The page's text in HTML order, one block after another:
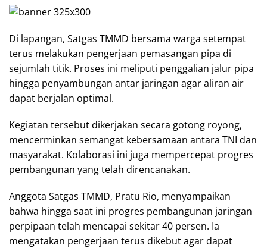
Di lapangan, Satgas TMMD bersama warga setempat
terus melakukan pengerjaan pemasangan pipa di
sejumlah titik. Proses ini meliputi penggalian jalur pipa
hingga penyambungan antar jaringan agar aliran air
dapat berjalan optimal.
Kegiatan tersebut dikerjakan secara gotong royong,
mencerminkan semangat kebersamaan antara TNI dan
masyarakat. Kolaborasi ini juga mempercepat progres
pembangunan yang telah direncanakan.
Anggota Satgas TMMD, Pratu Rio, menyampaikan
bahwa hingga saat ini progres pembangunan jaringan
perpipaan telah mencapai sekitar 40 persen. Ia
mengatakan pengerjaan terus dikebut agar dapat